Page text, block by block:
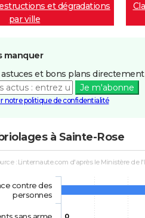
et dégradations
par ville
manquer
astuces et bons plans
Je m'abonne
notre politique de confidentialité
à Sainte-Rose
: Linternaute.com d'après le Ministère de
0
contre des
personnes